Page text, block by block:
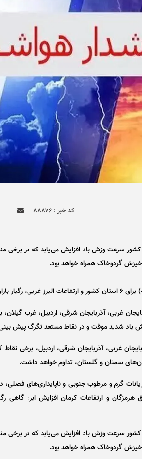
کد خبر : ۸۸۸۷۶
کشور سرعت وزش باد افزایش می‌یابد که در
خیزش گردوخاک همراه خواهد بود.
پیش‌بینی کرد.
غربی، آذربایجان شرقی، اردبیل، غرب گیلان،
باد شدید موقت و در نقاط مستعد تگرگ پیش
غربی، آذربایجان شرقی، اردبیل، برخی
سمنان و گلستان، تداوم خواهد داشت.
گرم و مرطوب جنوبی و ناپایداری‌های
و ارتفاعات کرمان افزایش ابر، گاهی
کشور سرعت وزش باد افزایش می‌یابد که در
خیزش گردوخاک همراه خواهد بود.